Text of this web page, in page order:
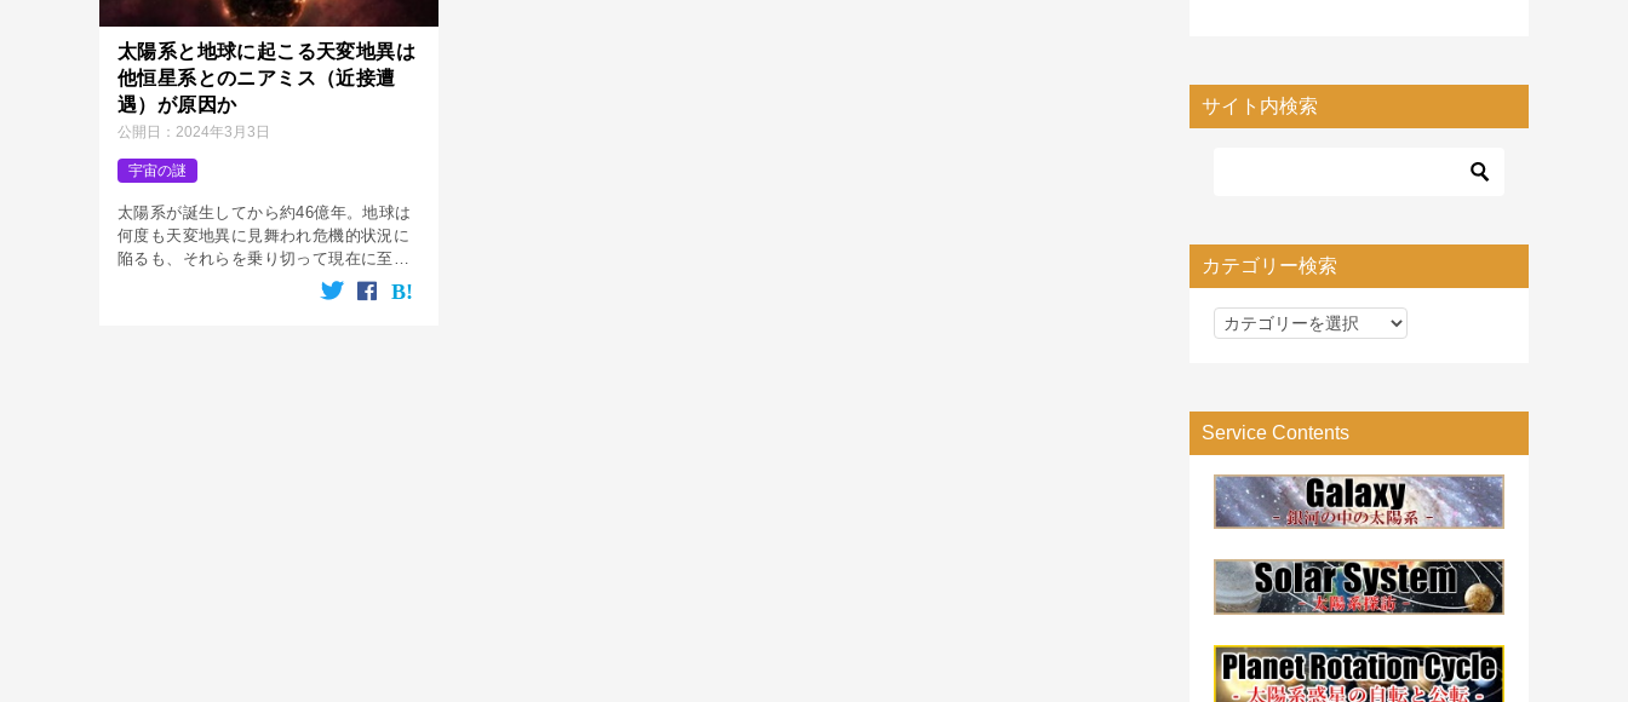
太陽系と地球に起こる天変地異は
他恒星系とのニアミス（近接遭
遇）が原因か
公開日： 2024年3月3日
宇宙の謎
太陽系が誕生してから約46億年。地球は
何度も天変地異に見舞われ危機的状況に
陥るも、それらを乗り切って現在に至っ
ています。 時にそれは地球だけでなく太
陽系全体にも危機的状況が訪れており、
サイト内検索
カテゴリー検索
カ
リ
ー
検
索
Service Contents